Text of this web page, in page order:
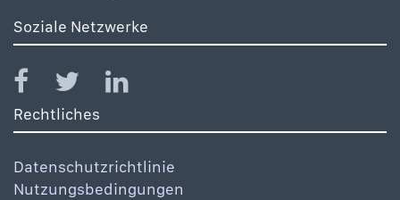
Soziale Netzwerke
Rechtliches
Datenschutzrichtlinie
Nutzungsbedingungen